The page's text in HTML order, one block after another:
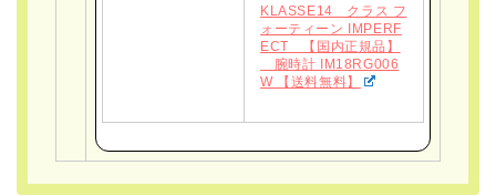
KLASSE14 クラス フ
ォーティーン IMPERF
ECT 【国内正規品】
腕時計 IM18RG006
W 【送料無料】